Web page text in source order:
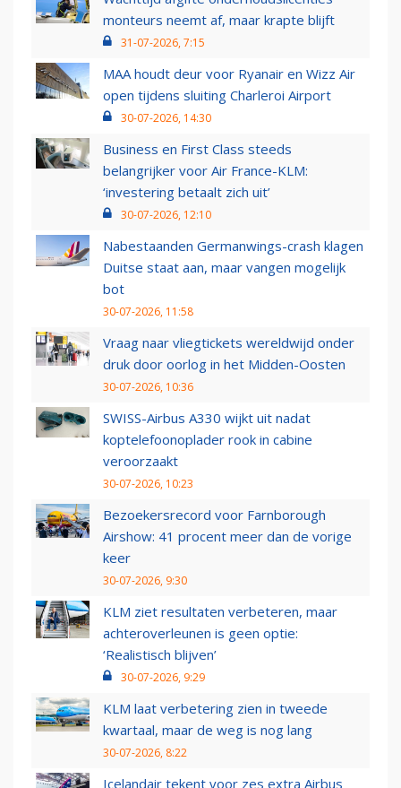
monteurs neemt af, maar krapte blijft
31-07-2026, 7:15
MAA houdt deur voor Ryanair en Wizz Air
open tijdens sluiting Charleroi Airport
30-07-2026, 14:30
Business en First Class steeds
belangrijker voor Air France-KLM:
‘investering betaalt zich uit’
30-07-2026, 12:10
Nabestaanden Germanwings-crash klagen
Duitse staat aan, maar vangen mogelijk
bot
30-07-2026, 11:58
Vraag naar vliegtickets wereldwijd onder
druk door oorlog in het Midden-Oosten
30-07-2026, 10:36
SWISS-Airbus A330 wijkt uit nadat
koptelefoonoplader rook in cabine
veroorzaakt
30-07-2026, 10:23
Bezoekersrecord voor Farnborough
Airshow: 41 procent meer dan de vorige
keer
30-07-2026, 9:30
KLM ziet resultaten verbeteren, maar
achteroverleunen is geen optie:
‘Realistisch blijven’
30-07-2026, 9:29
KLM laat verbetering zien in tweede
kwartaal, maar de weg is nog lang
30-07-2026, 8:22
Icelandair tekent voor zes extra Airbus